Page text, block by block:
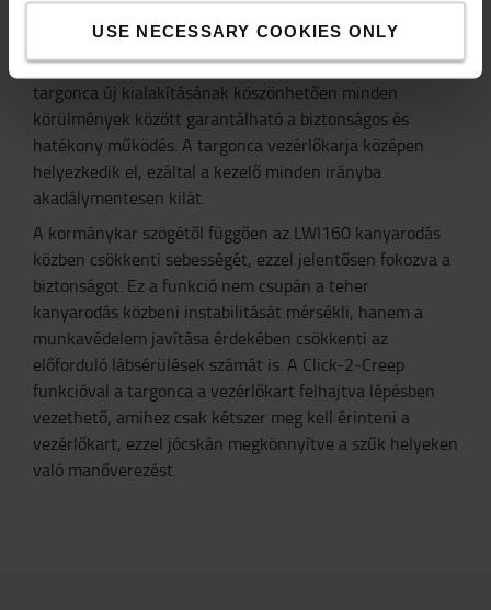
USE NECESSARY COOKIES ONLY
vezetői paraméterei miatt pedig kifejezetten
felhasználóbarát és intuitív. A lítiumion-akkumulátoros
targonca új kialakításának köszönhetően minden
körülmények között garantálható a biztonságos és
hatékony működés. A targonca vezérlőkarja középen
helyezkedik el, ezáltal a kezelő minden irányba
akadálymentesen kilát.
A kormánykar szögétől függően az LWI160 kanyarodás
közben csökkenti sebességét, ezzel jelentősen fokozva a
biztonságot. Ez a funkció nem csupán a teher
kanyarodás közbeni instabilitását mérsékli, hanem a
munkavédelem javítása érdekében csökkenti az
előforduló lábsérülések számát is. A Click-2-Creep
funkcióval a targonca a vezérlőkart felhajtva lépésben
vezethető, amihez csak kétszer meg kell érinteni a
vezérlőkart, ezzel jócskán megkönnyítve a szűk helyeken
való manőverezést.